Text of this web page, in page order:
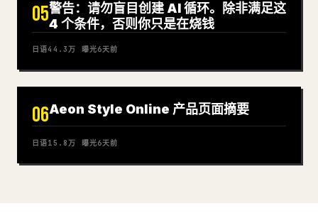
05警告：请勿盲目创建 AI 循环。除非满足这
4 个条件，否则你只是在烧钱
日语44.3万 曝光6天前
06Aeon Style Online 产品页面摘要
日语15.8万 曝光6天前